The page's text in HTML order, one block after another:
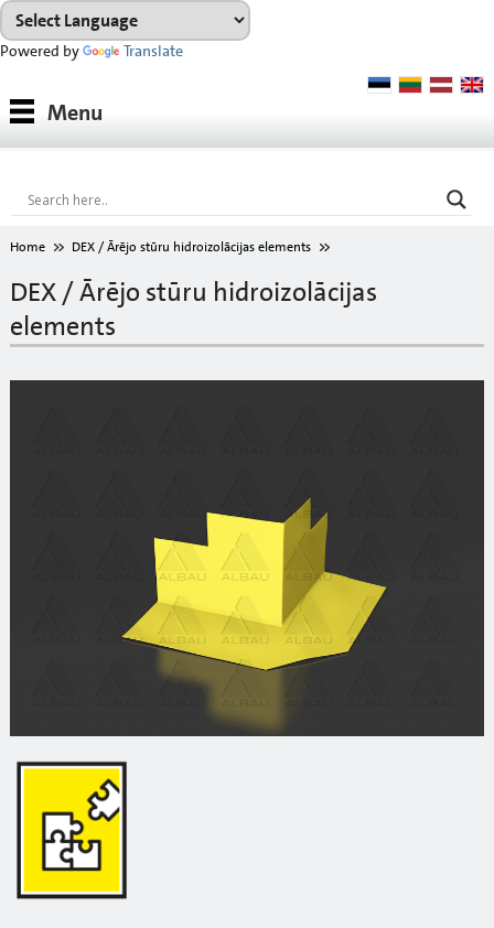
Powered by Translate
Produkti
Produktu sistēmas
Konsultācijas
Noma
Projekti
Lejupielādes
Menu
Home DEX / Ārējo stūru hidroizolācijas elements
DEX / Ārējo stūru hidroizolācijas
elements